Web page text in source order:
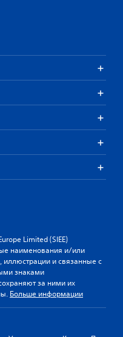
Limited (SIEE)
наименования и/или
иллюстрации и связанные с
знаками
за ними их
Больше информации